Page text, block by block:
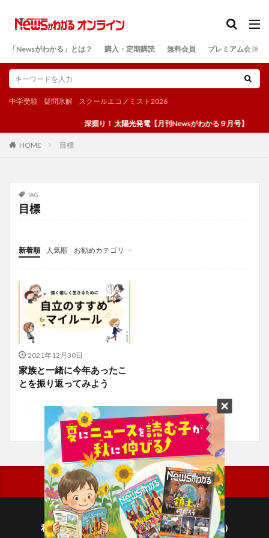
「Newsがわかる」とは？ 購入・定期購読 無料会員 プレミアム会員
中学受験 疑問氷解 スクールエコノミスト2026
深掘り！ 太陽光発電【月刊Newsがわかる９月号】
HOME 目標
TAG
目標
新着順 人気順
お勧めカテゴリ
投稿
学び
マンガ
電子書籍
2021年12月30日
家族と一緒に今年あったこ
とを振り返ってみよう
利用規約
プライバシーポリシー(毎日新聞出版)
検索